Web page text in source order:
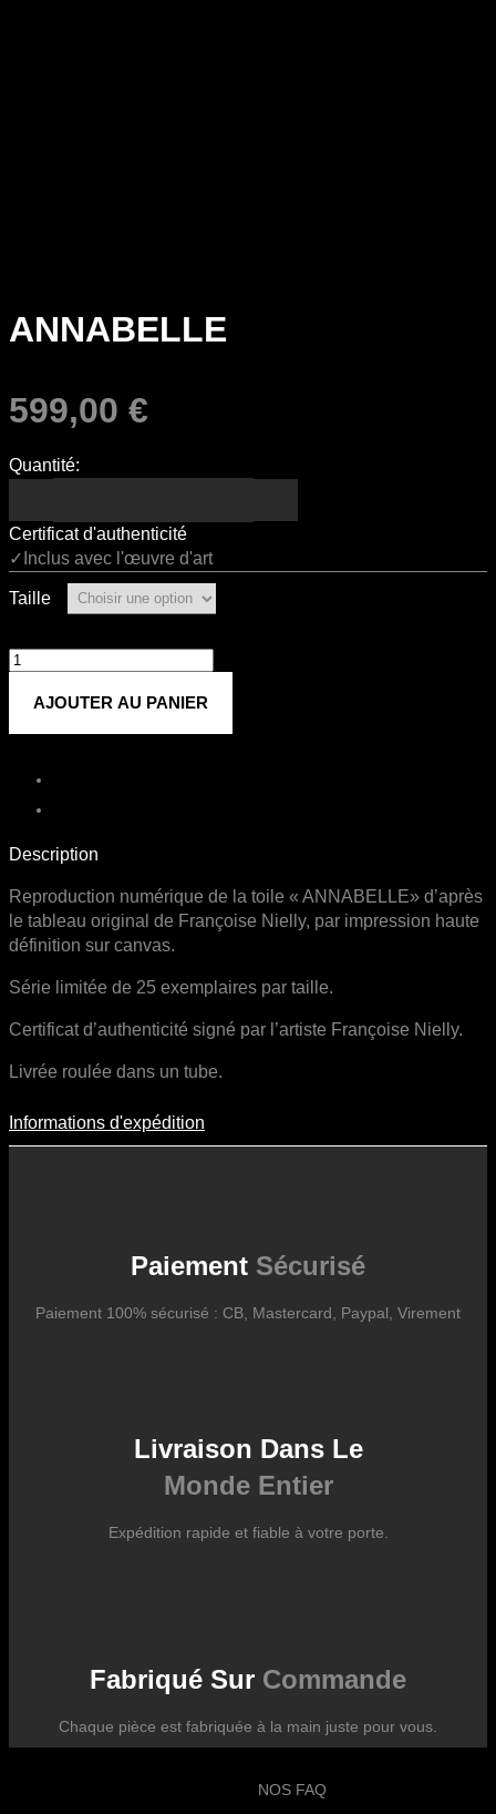
ANNABELLE
599,00 €
Quantité:
Certificat d'authenticité
✓Inclus avec l'œuvre d'art
Taille
quantité
ANNABELLE
AJOUTER AU PANIER
Description
Reproduction numérique de la toile « ANNABELLE» d’après
le tableau original de Françoise Nielly, par impression haute
définition sur canvas.
Série limitée de 25 exemplaires par taille.
Certificat d’authenticité signé par l’artiste Françoise Nielly.
Livrée roulée dans un tube.
Informations D'expédition
des fluctuations tarifaires des transporteurs internationaux.
Informations d'expédition
Paiement Sécurisé
Paiement 100% sécurisé : CB, Mastercard, Paypal, Virement
Livraison Dans Le
Monde Entier
Expédition rapide et fiable à votre porte.
Fabriqué Sur Commande
Chaque pièce est fabriquée à la main juste pour vous.
NOS FAQ